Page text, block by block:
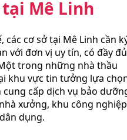
Mê Linh
cơ sở tại Mê Linh cần
với đơn vị uy tín, có đầy đủ
trong những nhà thầu
khu vực tin tưởng lựa
cung cấp dịch vụ bảo
xưởng, khu công
dụng.